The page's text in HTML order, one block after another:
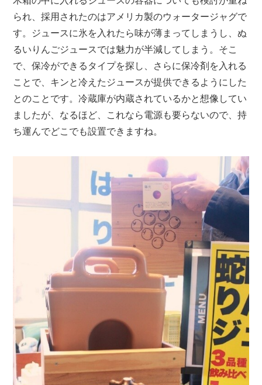
られ、採用されたのはアメリカ製のウォータージャグで
す。ジュースに氷を入れたら味が薄まってしまうし、ぬ
るいりんごジュースでは魅力が半減してしまう。そこ
で、保冷ができるタイプを探し、さらに保冷剤を入れる
ことで、キンと冷えたジュースが提供できるようにした
とのことです。冷蔵庫が内蔵されているかと想像してい
ましたが、なるほど、これなら電源も要らないので、持
ち運んでどこでも設置できますね。